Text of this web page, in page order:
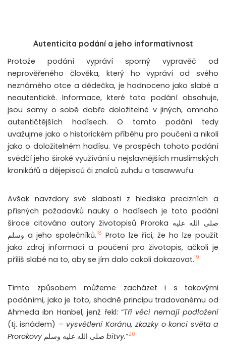
Autenticita podání a jeho informativnost
Protože podání vypráví sporný vypravěč od
neprověřeného člověka, který ho vypráví od svého
neznámého otce a dědečka, je hodnoceno jako slabé a
neautentické. Informace, které toto podání obsahuje,
jsou samy o sobě dobře doložitelné v jiných, omnoho
autentičtějších hadísech. O tomto podání tedy
uvažujme jako o historickém příběhu pro poučení a nikoli
jako o doložitelném hadísu. Ve prospěch tohoto podání
svědčí jeho široké využívání u nejslavnějších muslimských
kronikářů a dějepisců či znalců zuhdu a tasawwufu.
Avšak navzdory své slabosti z hlediska precizních a
přísných požadavků nauky o hadísech je toto podání
široce citováno autory životopisů Proroka صلى الله عليه
وسلم a jeho společníků.18 Proto lze říci, že ho lze použít
jako zdroj informací a poučení pro životopis, ačkoli je
příliš slabé na to, aby se jím dalo cokoli dokazovat.19
Tímto způsobem můžeme zacházet i s takovými
podáními, jako je toto, shodně principu tradovanému od
Ahmeda ibn Hanbel, jenž řekl: “Tři věci nemají podložení
(tj. isnádem) – vysvětlení Koránu, zkazky o konci světa a
Prorokovy صلى الله عليه وسلم bitvy.“20